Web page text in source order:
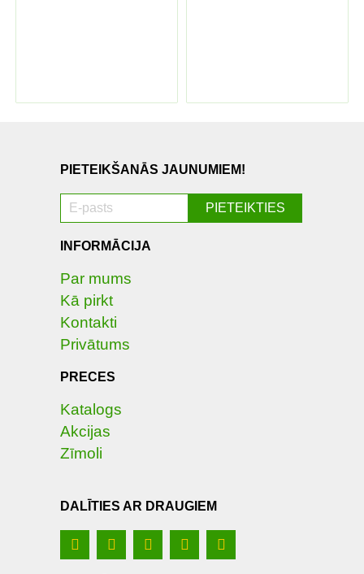
PIETEIKŠANĀS JAUNUMIEM!
INFORMĀCIJA
Par mums
Kā pirkt
Kontakti
Privātums
PRECES
Katalogs
Akcijas
Zīmoli
DALĪTIES AR DRAUGIEM